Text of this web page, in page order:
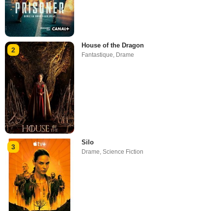
2
House of the Dragon
Fantastique, Drame
3
Silo
Drame,Science Fiction